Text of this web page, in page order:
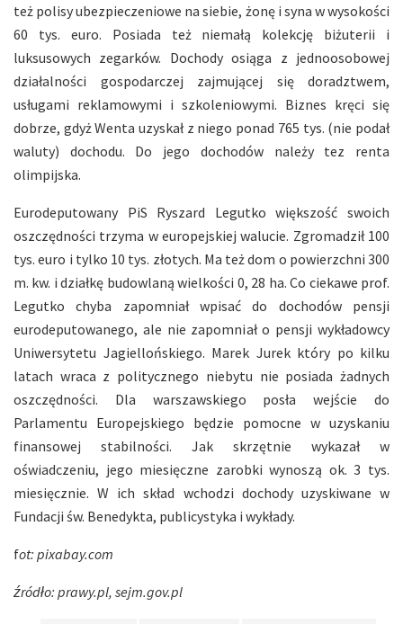
też polisy ubezpieczeniowe na siebie, żonę i syna w wysokości
60 tys. euro. Posiada też niemałą kolekcję biżuterii i
luksusowych zegarków. Dochody osiąga z jednoosobowej
działalności gospodarczej zajmującej się doradztwem,
usługami reklamowymi i szkoleniowymi. Biznes kręci się
dobrze, gdyż Wenta uzyskał z niego ponad 765 tys. (nie podał
waluty) dochodu. Do jego dochodów należy tez renta
olimpijska.
Eurodeputowany PiS Ryszard Legutko większość swoich
oszczędności trzyma w europejskiej walucie. Zgromadził 100
tys. euro i tylko 10 tys. złotych. Ma też dom o powierzchni 300
m. kw. i działkę budowlaną wielkości 0, 28 ha. Co ciekawe prof.
Legutko chyba zapomniał wpisać do dochodów pensji
eurodeputowanego, ale nie zapomniał o pensji wykładowcy
Uniwersytetu Jagiellońskiego. Marek Jurek który po kilku
latach wraca z politycznego niebytu nie posiada żadnych
oszczędności. Dla warszawskiego posła wejście do
Parlamentu Europejskiego będzie pomocne w uzyskaniu
finansowej stabilności. Jak skrzętnie wykazał w
oświadczeniu, jego miesięczne zarobki wynoszą ok. 3 tys.
miesięcznie. W ich skład wchodzi dochody uzyskiwane w
Fundacji św. Benedykta, publicystyka i wykłady.
fot: pixabay.com
źródło: prawy.pl, sejm.gov.pl